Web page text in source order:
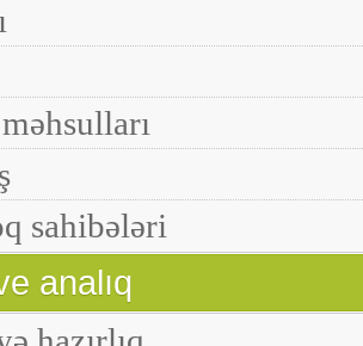
sahibələri
analıq